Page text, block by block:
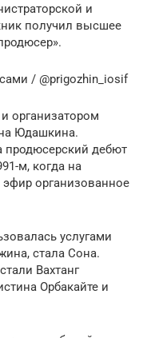
и
получил высшее
/ @prigozhin_iosif
организатором
Юдашкина.
продюсерский дебют
м, когда на
организованное
услугами
стала Сона.
Вахтанг
Орбакайте и